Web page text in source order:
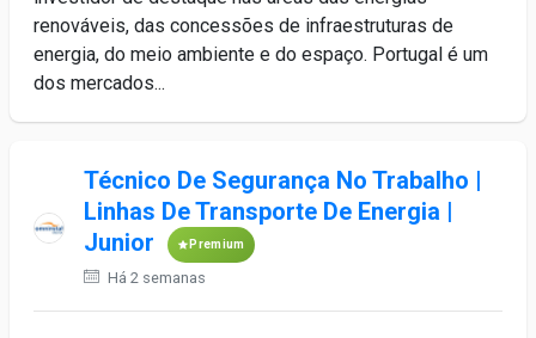
renováveis, das concessões de infraestruturas de
energia, do meio ambiente e do espaço. Portugal é um
dos mercados...
Técnico De Segurança No Trabalho |
Linhas De Transporte De Energia |
Junior
Premium
Há 2 semanas